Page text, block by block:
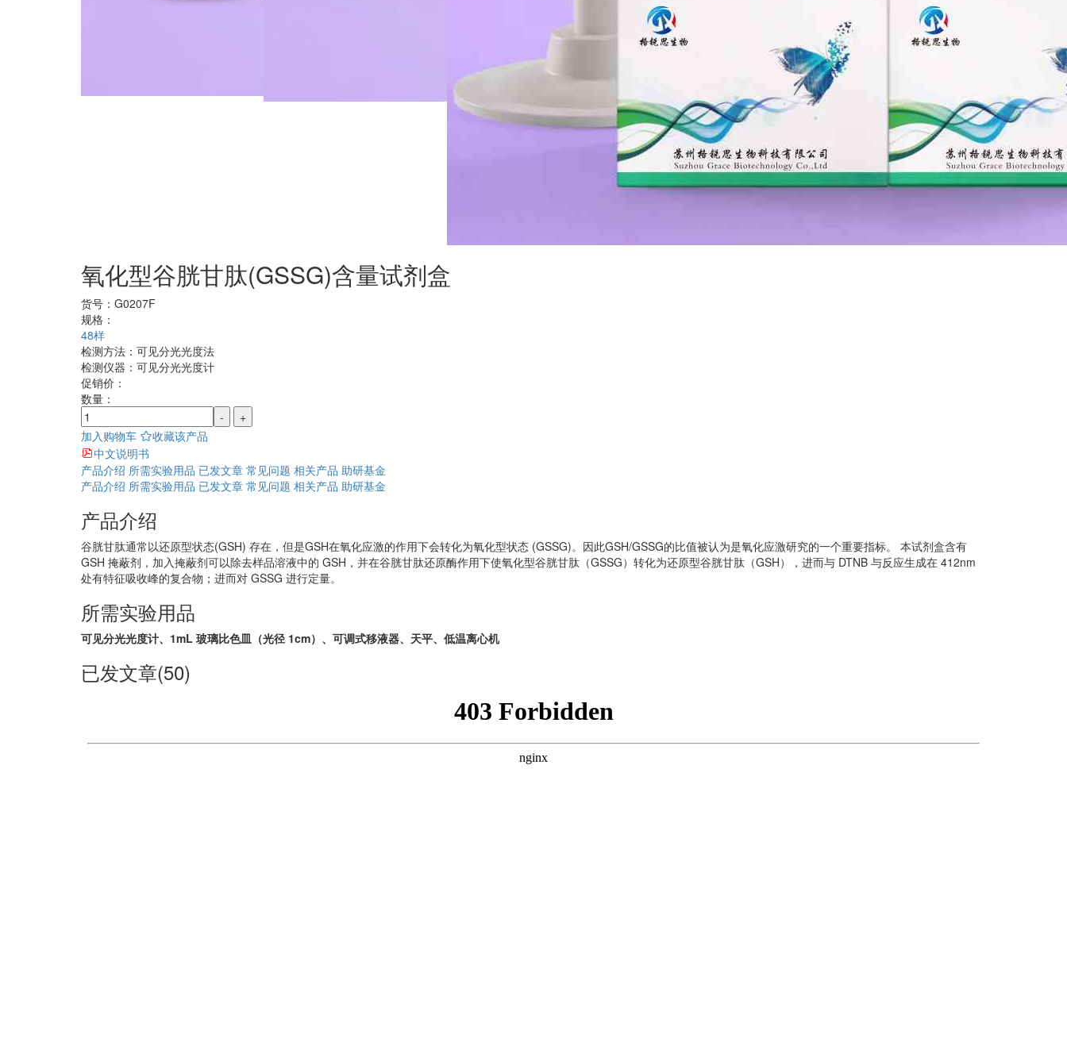
氧化型谷胱甘肽(GSSG)含量试剂盒
货号： G0207F
规格：
48样
检测方法： 可见分光光度法
检测仪器： 可见分光光度计
促销价：
数量：
-
+
加入购物车
收藏该产品
中文说明书
产品介绍 所需实验用品 已发文章 常见问题 相关产品 助研基金
产品介绍 所需实验用品 已发文章 常见问题 相关产品 助研基金
产品介绍
谷胱甘肽通常以还原型状态(GSH) 存在，但是GSH在氧化应激的作用下会转化为氧化型状态 (GSSG)。因此GSH/GSSG的比值被认为是氧化应激研究的一个重要指标。 本试剂盒含有
GSH 掩蔽剂，加入掩蔽剂可以除去样品溶液中的 GSH，并在谷胱甘肽还原酶作用下使氧化型谷胱甘肽（GSSG）转化为还原型谷胱甘肽（GSH），进而与 DTNB 与反应生成在 412nm
处有特征吸收峰的复合物；进而对 GSSG 进行定量。
所需实验用品
可见分光光度计、1mL 玻璃比色皿（光径 1cm）、可调式移液器、天平、低温离心机
已发文章(50)